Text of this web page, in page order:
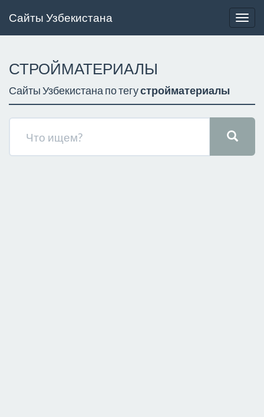
Сайты Узбекистана
СТРОЙМАТЕРИАЛЫ
Сайты Узбекистана по тегустройматериалы